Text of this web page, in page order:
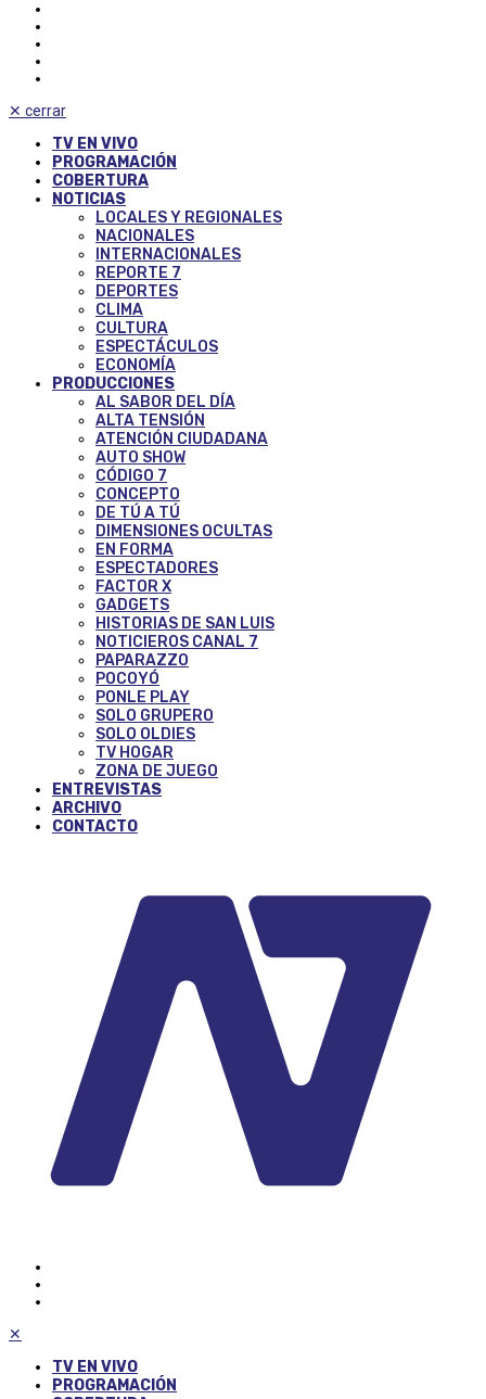
✕ cerrar
TV EN VIVO
PROGRAMACIÓN
COBERTURA
NOTICIAS
LOCALES Y REGIONALES
NACIONALES
INTERNACIONALES
REPORTE 7
DEPORTES
CLIMA
CULTURA
ESPECTÁCULOS
ECONOMÍA
PRODUCCIONES
AL SABOR DEL DÍA
ALTA TENSIÓN
ATENCIÓN CIUDADANA
AUTO SHOW
CÓDIGO 7
CONCEPTO
DE TÚ A TÚ
DIMENSIONES OCULTAS
EN FORMA
ESPECTADORES
FACTOR X
GADGETS
HISTORIAS DE SAN LUIS
NOTICIEROS CANAL 7
PAPARAZZO
POCOYÓ
PONLE PLAY
SOLO GRUPERO
SOLO OLDIES
TV HOGAR
ZONA DE JUEGO
ENTREVISTAS
ARCHIVO
CONTACTO
✕
TV EN VIVO
PROGRAMACIÓN